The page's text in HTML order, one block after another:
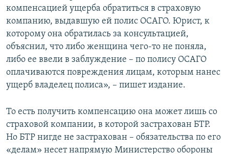
компенсацией ущерба обратиться в страховую
компанию, выдавшую ей полис ОСАГО. Юрист, к
которому она обратилась за консультацией,
объяснил, что либо женщина чего-то не поняла,
либо ее ввели в заблуждение – по полису ОСАГО
оплачиваются повреждения лицам, которым нанес
ущерб владелец полиса», – пишет издание.
То есть получить компенсацию она может лишь со
страховой компании, в которой застрахован БТР.
Но БТР нигде не застрахован – обязательства по его
«делам» несет напрямую Министерство обороны